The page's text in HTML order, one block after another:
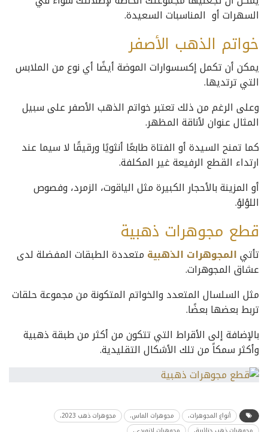
السهرات أو المناسبات السعيدة.
خواتم الذهب الأصفر
يمكن أن تكمل إكسسوارات الموضة أيضًا أي نوع من الملابس
التي ترتديها.
وعلى الرغم من ذلك تعتبر خواتم الذهب الأصفر على سبيل
المثال عنوان لأناقة المظهر.
كما تمنح السيدة أو الفتاة طابعًا أنثويًا ورقيقًا لا سيما عند
ارتداء القطع الرفيعة غير المكلفة.
أو المزينة بالأحجار الكبيرة مثل الياقوت، الزمرد، وفصوص
اللؤلؤ.
قطع مجوهرات ذهبية
تأتيالمجوهرات الذهبية متعددة الطبقات المفضلة لدى
عشاق المجوهرات.
مثل السلسال المتعدد والخواتم المتكونة من مجموعة حلقات
تربط بعضها بعضًا.
بالإضافة إلى الأقراط التي تتكون من أكثر من طبقة ذهبية
وأكثر سمكاً من تلك الأشكال التقليدية.
أنواع المجوهرات، مجوهرات الماس،
مجوهرات ذهب 2023،